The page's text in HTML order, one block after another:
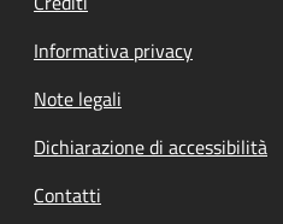
Informativa privacy
Note legali
Dichiarazione di accessibilità
Contatti